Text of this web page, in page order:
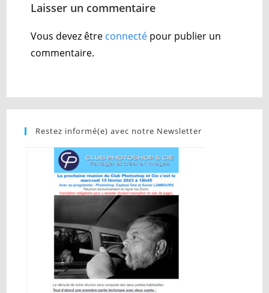
Laisser un commentaire
Vous devez être connecté pour publier un
commentaire.
Restez informé(e) avec notre Newsletter